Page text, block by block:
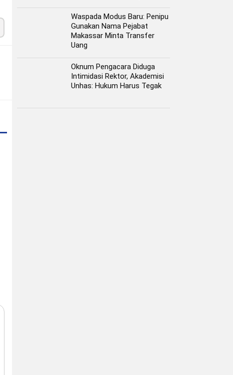
Waspada Modus Baru: Penipu
Gunakan Nama Pejabat
Makassar Minta Transfer
Uang
Oknum Pengacara Diduga
Intimidasi Rektor, Akademisi
Unhas: Hukum Harus Tegak